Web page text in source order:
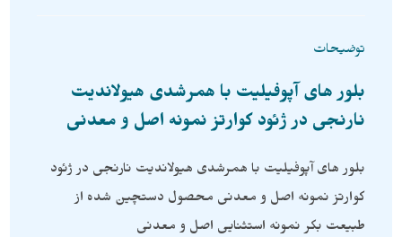
توضیحات
بلور های آپوفیلیت با همرشدی هیولاندیت
نارنجی در ژئود کوارتز نمونه اصل و معدنی
بلور های آپوفیلیت با همرشدی هیولاندیت نارنجی در ژئود
کوارتز نمونه اصل و معدنی محصول دستچین شده از
طبیعت بکر نمونه استثنایی اصل و معدنی